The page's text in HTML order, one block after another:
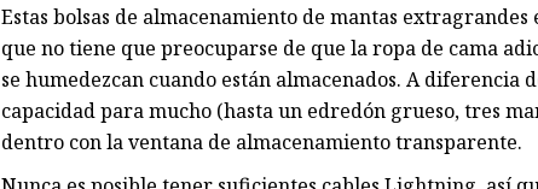
Estas bolsas de almacenamiento de mantas
que no tiene que preocuparse de que la ropa de cama
se humedezcan cuando están almacenados. A diferencia
capacidad para mucho (hasta un edredón grueso, tres
dentro con la ventana de almacenamiento transparente.